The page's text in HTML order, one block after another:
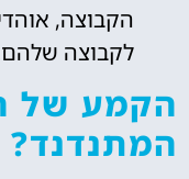
הקבוצה,
לקבוצה
הקמע של
המתנדנד?